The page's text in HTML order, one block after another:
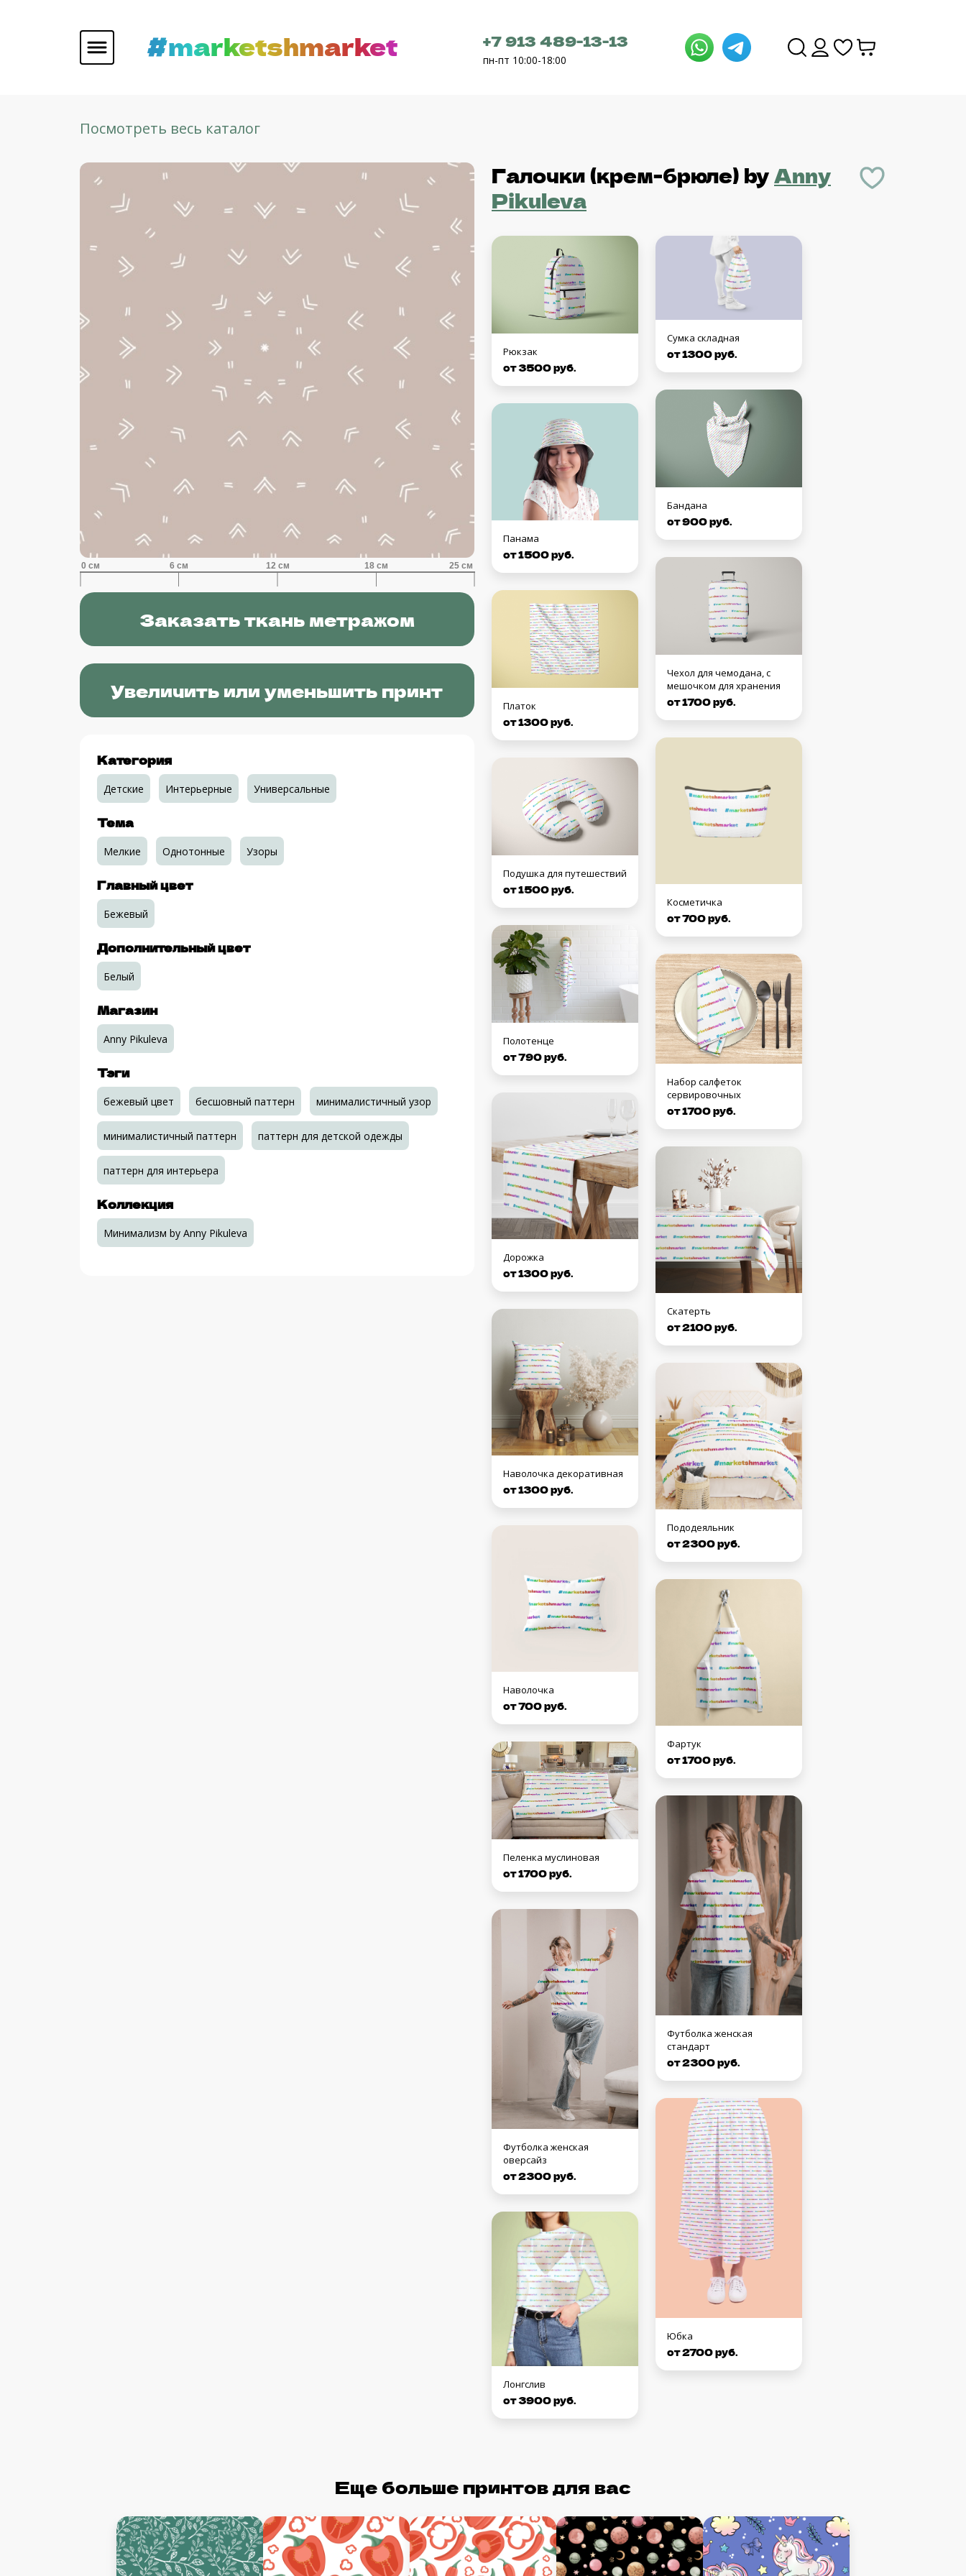
#marketshmarket +7 913 489-13-13
пн-пт 10:00-18:00
Посмотреть весь каталог
Галочки (крем-брюле) byAnny
Pikuleva
Рюкзак
от 3500 руб.
Панама
от 1500 руб.
Платок
от 1300 руб.
Подушка для путешествий
от 1500 руб.
Полотенце
от 790 руб.
Дорожка
от 1300 руб.
Наволочка декоративная
от 1300 руб.
Наволочка
от 700 руб.
Пеленка муслиновая
от 1700 руб.
Футболка женская
оверсайз
от 2300 руб.
Лонгслив
от 3900 руб.
Сумка складная
от 1300 руб.
Бандана
от 900 руб.
Чехол для чемодана, с
мешочком для хранения
от 1700 руб.
Косметичка
от 700 руб.
Набор салфеток
сервировочных
от 1700 руб.
Скатерть
от 2100 руб.
Пододеяльник
от 2300 руб.
Фартук
от 1700 руб.
Футболка женская
стандарт
от 2300 руб.
Юбка
от 2700 руб.
Заказать ткань метражом
Увеличить или уменьшить принт
Категория
Детские Интерьерные Универсальные
Тема
Мелкие Однотонные Узоры
Главный цвет
Бежевый
Дополнительный цвет
Белый
Магазин
Anny Pikuleva
Тэги
бежевый цвет бесшовный паттерн минималистичный узор
минималистичный паттерн паттерн для детской одежды
паттерн для интерьера
Коллекция
Минимализм by Anny Pikuleva
Еще больше принтов для вас